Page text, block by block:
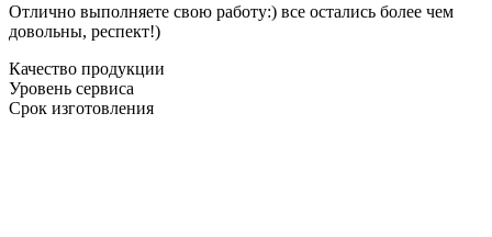
Отлично выполняете свою работу:) все остались более чем
довольны, респект!)
Качество продукции
Уровень сервиса
Срок изготовления